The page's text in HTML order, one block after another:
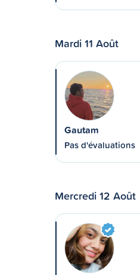
Mardi 11 Août
Gautam
Pas d'évaluations
Mercredi 12 Août